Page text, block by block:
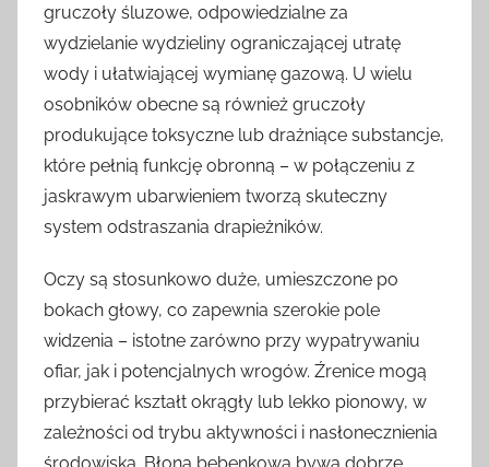
gruczoły śluzowe, odpowiedzialne za
wydzielanie wydzieliny ograniczającej utratę
wody i ułatwiającej wymianę gazową. U wielu
osobników obecne są również gruczoły
produkujące toksyczne lub drażniące substancje,
które pełnią funkcję obronną – w połączeniu z
jaskrawym ubarwieniem tworzą skuteczny
system odstraszania drapieżników.
Oczy są stosunkowo duże, umieszczone po
bokach głowy, co zapewnia szerokie pole
widzenia – istotne zarówno przy wypatrywaniu
ofiar, jak i potencjalnych wrogów. Źrenice mogą
przybierać kształt okrągły lub lekko pionowy, w
zależności od trybu aktywności i nasłonecznienia